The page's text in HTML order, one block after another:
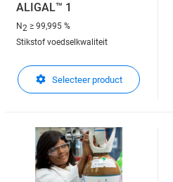
ALIGAL™ 1
N2 ≥ 99,995 %
Stikstof voedselkwaliteit
Selecteer product